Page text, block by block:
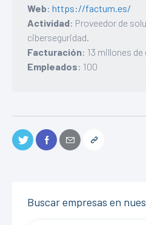
Web: https://factum.es/
Actividad: Proveedor de
ciberseguridad.
Facturación: 13 millones de
Empleados: 100
Buscar empresas en